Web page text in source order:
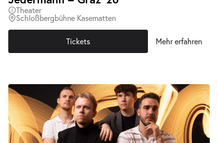
Theater
Schloßbergbühne Kasematten
Tickets Mehr erfahren